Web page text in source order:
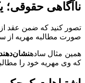
ناآگاهی
تصور کنید که ضمن عقد
صورت مطالبه مهریه از
همین مثال ساده
که وی مهریه خود را